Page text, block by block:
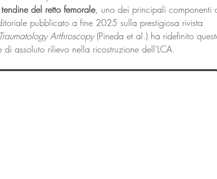
tendine del retto femorale, uno dei principali componenti
pubblicato a fine 2025 sulla prestigiosa rivista
Arthroscopy (Pineda et al.) ha ridefinito
assoluto rilievo nella ricostruzione dell'LCA.